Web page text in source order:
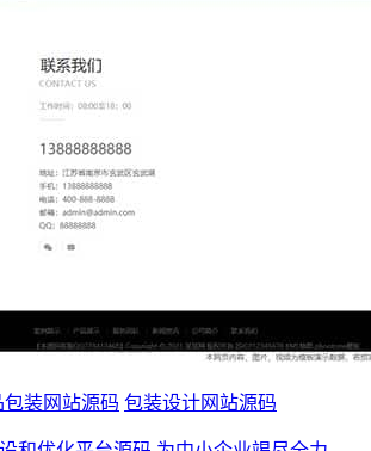
包装网站源码 包装设计网站源码